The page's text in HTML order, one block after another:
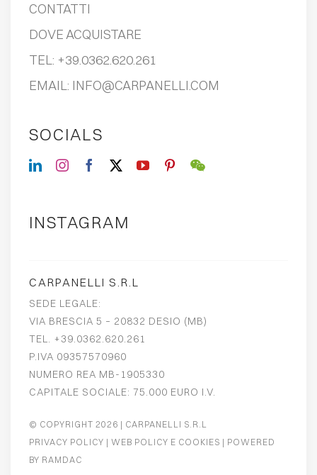
CONTATTI
DOVE ACQUISTARE
TEL: +39.0362.620.261
EMAIL: INFO@CARPANELLI.COM
SOCIALS
INSTAGRAM
CARPANELLI S.R.L
SEDE LEGALE:
VIA BRESCIA 5 – 20832 DESIO (MB)
TEL. +39.0362.620.261
P.IVA 09357570960
NUMERO REA MB-1905330
CAPITALE SOCIALE: 75.000 EURO I.V.
© COPYRIGHT 2026 | CARPANELLI S.R.L
PRIVACY POLICY |WEB POLICY E COOKIES | POWERED
BY RAMDAC